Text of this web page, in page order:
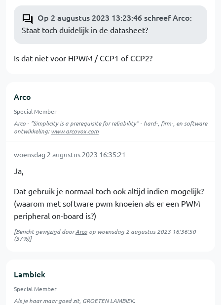
Op 2 augustus 2023 13:23:46 schreef Arco:
Staat toch duidelijk in de datasheet?
Is dat niet voor HPWM / CCP1 of CCP2?
Arco
Special Member
Arco - "Simplicity is a prerequisite for reliability" - hard-, firm-, en software
ontwikkeling:www.arcovox.com
woensdag 2 augustus 2023 16:35:21
Ja,
Dat gebruik je normaal toch ook altijd indien mogelijk?
(waarom met software pwm knoeien als er een PWM
peripheral on-board is?)
[Bericht gewijzigd doorArco op woensdag 2 augustus 2023 16:36:50
(37%)]
Lambiek
Special Member
Als je haar maar goed zit, GROETEN LAMBIEK.